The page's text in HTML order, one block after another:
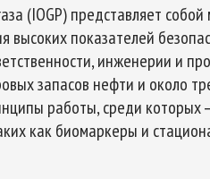
(IOGP) представляет
показателей
инженерии и
запасов нефти и около
работы, среди
как биомаркеры и